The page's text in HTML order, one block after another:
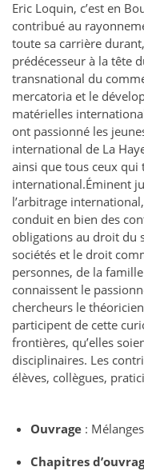
Eric Loquin, c’est en
contribué au
toute sa carrière
prédécesseur à la tête
transnational du
mercatoria et le
matérielles
ont passionné les
international de La
ainsi que tous ceux
international.Éminent
l’arbitrage
conduit en bien des
obligations au droit du
sociétés et le droit
personnes, de la
connaissent le
chercheurs le
participent de cette
frontières, qu’elles
disciplinaires. Les
élèves, collègues,
Ouvrage :
Chapitres